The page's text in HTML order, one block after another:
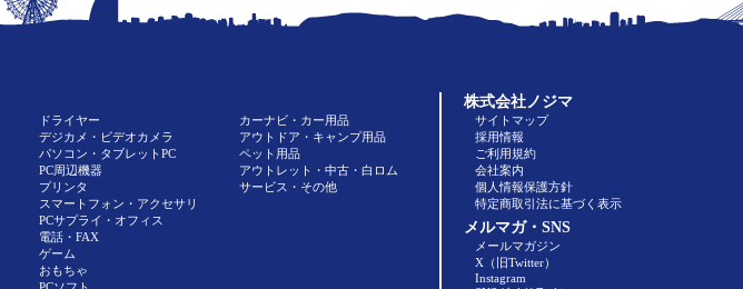
ドライヤー
デジカメ・ビデオカメラ
パソコン・タブレットPC
PC周辺機器
プリンタ
スマートフォン・アクセサリ
PCサプライ・オフィス
電話・FAX
ゲーム
おもちゃ
カーナビ・カー用品
アウトドア・キャンプ用品
ペット用品
アウトレット・中古・白ロム
サービス・その他
株式会社ノジマ
サイトマップ
採用情報
ご利用規約
会社案内
個人情報保護方針
特定商取引法に基づく表示
メルマガ・SNS
メールマガジン
X（旧Twitter）
Instagram